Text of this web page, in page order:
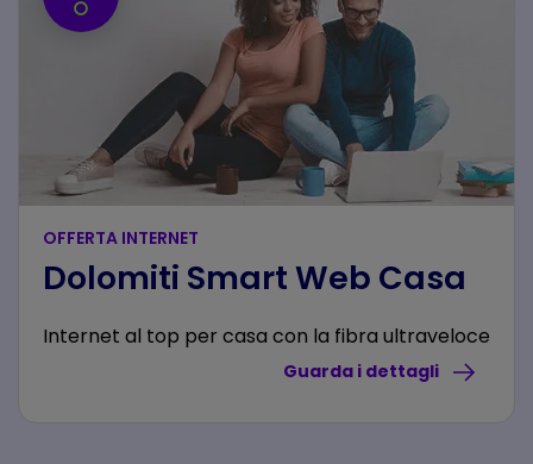
OFFERTA INTERNET
Dolomiti Smart Web Casa
Internet al top per casa con la fibra ultraveloce
Guarda i dettagli